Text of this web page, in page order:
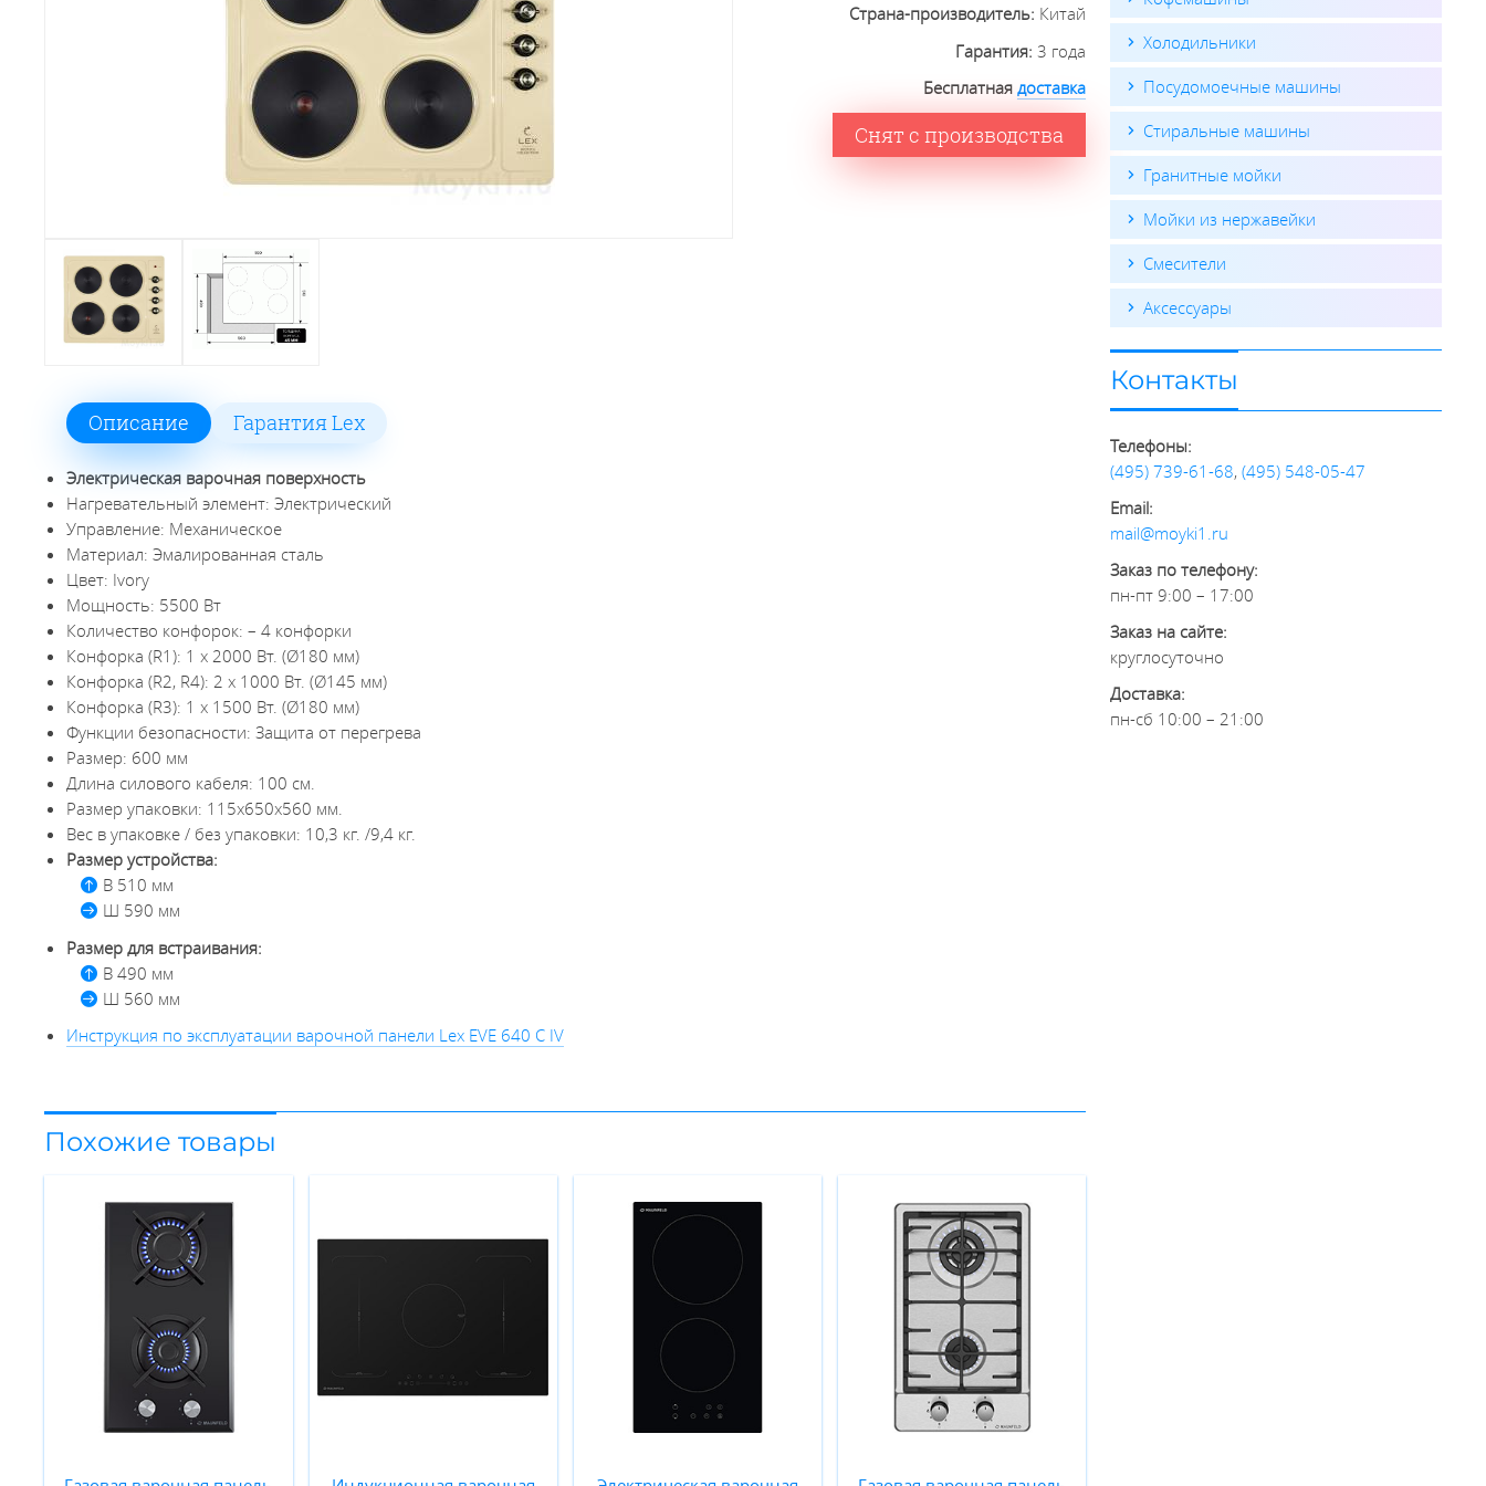
Страна-производитель: Китай
Гарантия:3 года
Бесплатнаядоставка
Снят с производства
Описание Гарантия Lex
Электрическая варочная поверхность
Нагревательный элемент: Электрический
Управление: Механическое
Материал: Эмалированная сталь
Цвет: Ivory
Мощность: 5500 Вт
Количество конфорок: – 4 конфорки
Конфорка (R1): 1 х 2000 Вт. (Ø180 мм)
Конфорка (R2, R4): 2 х 1000 Вт. (Ø145 мм)
Конфорка (R3): 1 х 1500 Вт. (Ø180 мм)
Функции безопасности: Защита от перегрева
Размер: 600 мм
Длина силового кабеля: 100 см.
Размер упаковки: 115х650х560 мм.
Вес в упаковке / без упаковки: 10,3 кг. /9,4 кг.
Размер устройства:
В 510 мм
Ш 590 мм
Размер для встраивания:
В 490 мм
Ш 560 мм
Инструкция по эксплуатации варочной панели Lex EVE 640 C IV
Похожие товары
Холодильники
Посудомоечные машины
Стиральные машины
Гранитные мойки
Мойки из нержавейки
Смесители
Аксессуары
Контакты
Телефоны:
(495) 739-61-68, (495) 548-05-47
Email:
mail@moyki1.ru
Заказ по телефону:
пн-пт 9:00 – 17:00
Заказ на сайте:
круглосуточно
Доставка:
пн-сб 10:00 – 21:00